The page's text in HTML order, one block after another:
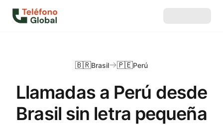
Llamadas a Perú desde
Brasil sin letra pequeña
🇧🇷Brasil 🇵🇪Perú